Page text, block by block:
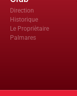
Direction
Historique
Le Propriètaire
Palmares